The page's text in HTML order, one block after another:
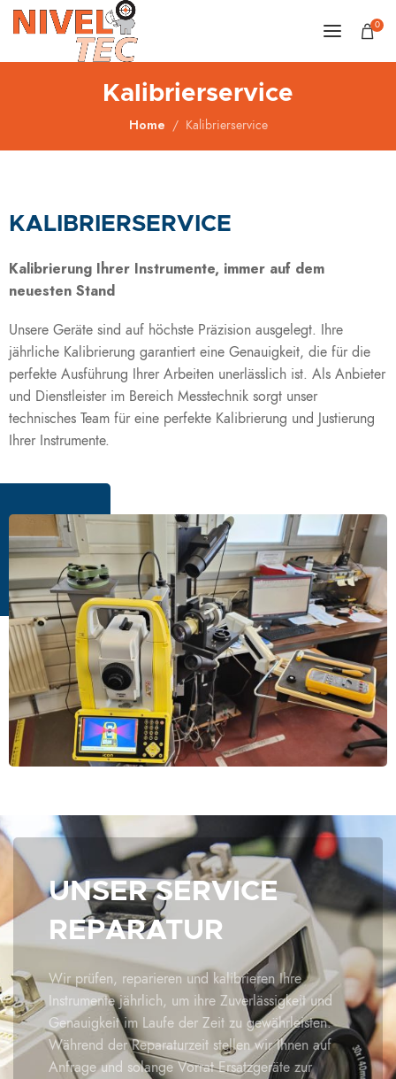
0
Kalibrierservice
Home Kalibrierservice
KALIBRIERSERVICE
Kalibrierung Ihrer Instrumente, immer auf dem
neuesten Stand
Unsere Geräte sind auf höchste Präzision ausgelegt. Ihre
jährliche Kalibrierung garantiert eine Genauigkeit, die für die
perfekte Ausführung Ihrer Arbeiten unerlässlich ist. Als Anbieter
und Dienstleister im Bereich Messtechnik sorgt unser
technisches Team für eine perfekte Kalibrierung und Justierung
Ihrer Instrumente.
UNSER SERVICE
REPARATUR
Wir prüfen, reparieren und kalibrieren Ihre
Instrumente jährlich, um ihre Zuverlässigkeit und
Genauigkeit im Laufe der Zeit zu gewährleisten.
Während der Reparaturzeit stellen wir Ihnen auf
Anfrage und solange Vorrat Ersatzgeräte zur